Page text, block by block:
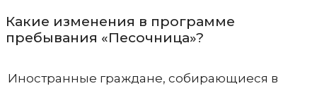
Какие изменения в программе
пребывания «Песочница»?
Иностранные граждане, собирающиеся в